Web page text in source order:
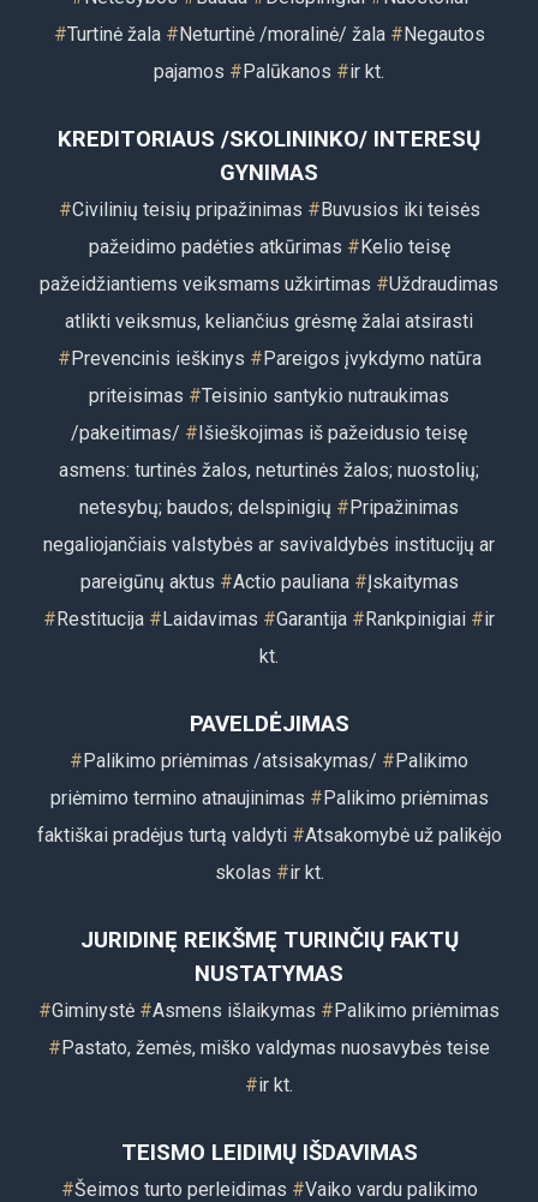
#Turtinė žala #Neturtinė /moralinė/ žala #Negautos
pajamos #Palūkanos #ir kt.
KREDITORIAUS /SKOLININKO/ INTERESŲ
GYNIMAS
#Civilinių teisių pripažinimas #Buvusios iki teisės
pažeidimo padėties atkūrimas #Kelio teisę
pažeidžiantiems veiksmams užkirtimas #Uždraudimas
atlikti veiksmus, keliančius grėsmę žalai atsirasti
#Prevencinis ieškinys #Pareigos įvykdymo natūra
priteisimas #Teisinio santykio nutraukimas
/pakeitimas/ #Išieškojimas iš pažeidusio teisę
asmens: turtinės žalos, neturtinės žalos; nuostolių;
netesybų; baudos; delspinigių #Pripažinimas
negaliojančiais valstybės ar savivaldybės institucijų ar
pareigūnų aktus #Actio pauliana #Įskaitymas
#Restitucija #Laidavimas #Garantija #Rankpinigiai #ir
kt.
PAVELDĖJIMAS
#Palikimo priėmimas /atsisakymas/ #Palikimo
priėmimo termino atnaujinimas #Palikimo priėmimas
faktiškai pradėjus turtą valdyti #Atsakomybė už palikėjo
skolas #ir kt.
JURIDINĘ REIKŠMĘ TURINČIŲ FAKTŲ
NUSTATYMAS
#Giminystė #Asmens išlaikymas #Palikimo priėmimas
#Pastato, žemės, miško valdymas nuosavybės teise
#ir kt.
TEISMO LEIDIMŲ IŠDAVIMAS
#Šeimos turto perleidimas #Vaiko vardu palikimo